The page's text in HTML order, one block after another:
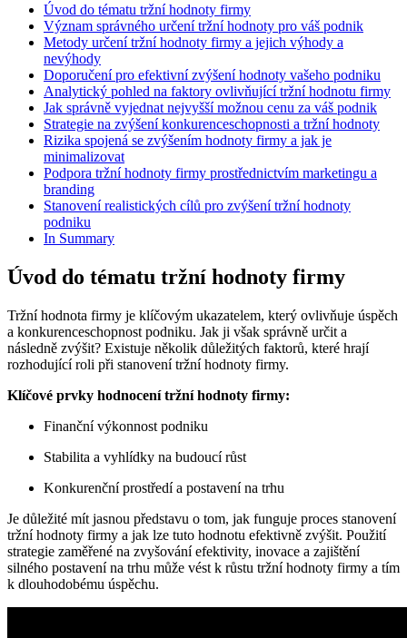
Úvod do tématu tržní hodnoty firmy
Význam správného určení tržní hodnoty pro váš podnik
Metody určení tržní hodnoty firmy a jejich výhody a
nevýhody
Doporučení pro efektivní zvýšení hodnoty vašeho podniku
Analytický pohled na faktory ovlivňující tržní hodnotu firmy
Jak správně vyjednat nejvyšší možnou cenu za váš podnik
Strategie na zvýšení konkurenceschopnosti a tržní hodnoty
Rizika spojená se zvýšením hodnoty firmy a jak je
minimalizovat
Podpora tržní hodnoty firmy prostřednictvím marketingu a
branding
Stanovení realistických cílů pro zvýšení tržní hodnoty
podniku
In Summary
Úvod do tématu tržní hodnoty firmy
Tržní hodnota firmy je klíčovým ukazatelem, který ovlivňuje úspěch
a konkurenceschopnost podniku. Jak ji však správně určit a
následně zvýšit? Existuje několik důležitých faktorů, které hrají
rozhodující roli při stanovení tržní hodnoty firmy.
Klíčové prvky hodnocení tržní hodnoty firmy:
Finanční výkonnost podniku
Stabilita a vyhlídky na budoucí růst
Konkurenční prostředí a postavení na trhu
Je důležité mít jasnou představu o tom, jak funguje proces stanovení
tržní hodnoty firmy a jak lze tuto hodnotu efektivně zvýšit. Použití
strategie zaměřené na zvyšování efektivity, inovace a zajištění
silného postavení na trhu může vést k růstu tržní hodnoty firmy a tím
k dlouhodobému úspěchu.